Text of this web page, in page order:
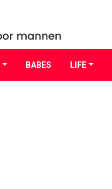
BABES LIFE